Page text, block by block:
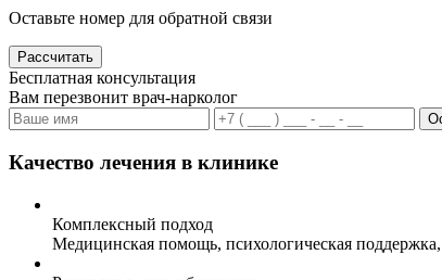
Оставьте номер для обратной связи
Рассчитать
Бесплатная консультация
Вам перезвонит врач-нарколог
Качество лечения в клинике
Комплексный подход
Медицинская помощь, психологическая